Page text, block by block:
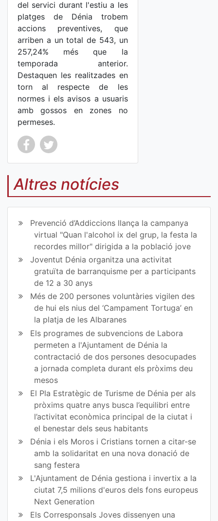
del servici durant l'estiu a les
platges de Dénia trobem
accions preventives, que
arriben a un total de 543, un
257,24% més que la
temporada anterior.
Destaquen les realitzades en
torn al respecte de les
normes i els avisos a usuaris
amb gossos en zones no
permeses.
Co
mp
art
en
Fa
ce
bo
ok
Co
mp
art
ir
en
Tw
itt
er
Altres notícies
Prevenció d’Addiccions llança la campanya
virtual "Quan l'alcohol ix del grup, la festa la
recordes millor" dirigida a la població jove
Joventut Dénia organitza una activitat
gratuïta de barranquisme per a participants
de 12 a 30 anys
Més de 200 persones voluntàries vigilen des
de hui els nius del ‘Campament Tortuga’ en
la platja de les Albaranes
Els programes de subvencions de Labora
permeten a l'Ajuntament de Dénia la
contractació de dos persones desocupades
a jornada completa durant els pròxims deu
mesos
El Pla Estratègic de Turisme de Dénia per als
pròxims quatre anys busca l’equilibri entre
l’activitat econòmica principal de la ciutat i
el benestar dels seus habitants
Dénia i els Moros i Cristians tornen a citar-se
amb la solidaritat en una nova donació de
sang festera
L'Ajuntament de Dénia gestiona i invertix a la
ciutat 7,5 milions d'euros dels fons europeus
Next Generation
Els Corresponsals Joves dissenyen una